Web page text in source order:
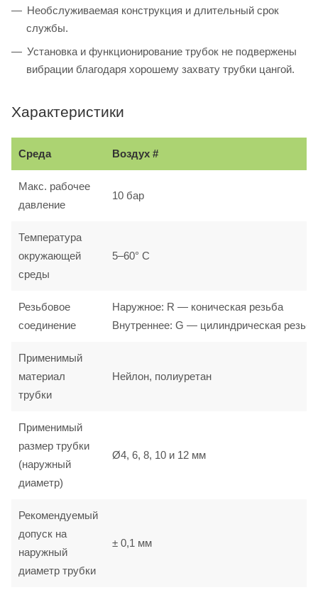
Необслуживаемая конструкция и длительный срок
службы.
Установка и функционирование трубок не подвержены
вибрации благодаря хорошему захвату трубки цангой.
Характеристики
Среда Воздух #
Макс. рабочее
давление
10 бар
Температура
окружающей
среды
5–60° С
Резьбовое
соединение
Наружное: R — коническая резьба
Внутреннее: G — цилиндрическая резьба
Применимый
материал
трубки
Нейлон, полиуретан
Применимый
размер трубки
(наружный
диаметр)
Ø4, 6, 8, 10 и 12 мм
Рекомендуемый
допуск на
наружный
диаметр трубки
± 0,1 мм